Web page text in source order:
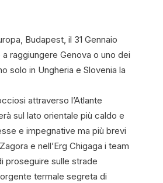
Budapest, il 31 Gennaio
raggiungere Genova o uno dei
solo in Ungheria e Slovenia la
attraverso l’Atlante
sul lato orientale più caldo e
e impegnative ma più brevi
e nell’Erg Chigaga i team
proseguire sulle strade
termale segreta di